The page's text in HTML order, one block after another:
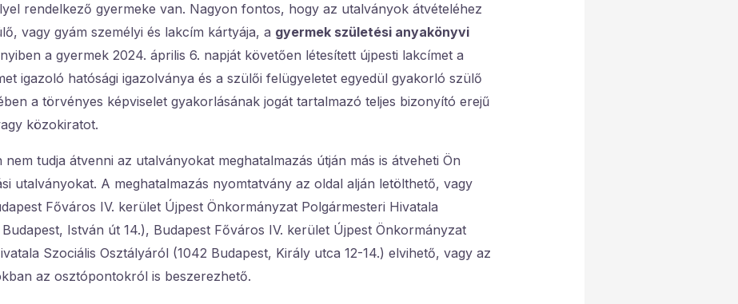
rendelkező gyermeke van. Nagyon fontos, hogy az utalványok átvételéhez
vagy gyám személyi és lakcím kártyája, a gyermek születési anyakönyvi
a gyermek 2024. április 6. napját követően létesített újpesti lakcímet a
igazoló hatósági igazolványa és a szülői felügyeletet egyedül gyakorló szülő
a törvényes képviselet gyakorlásának jogát tartalmazó teljes bizonyító erejű
közokiratot.
nem tudja átvenni az utalványokat meghatalmazás útján más is átveheti Ön
utalványokat. A meghatalmazás nyomtatvány az oldal alján letölthető, vagy
Főváros IV. kerület Újpest Önkormányzat Polgármesteri Hivatala
István út 14.), Budapest Főváros IV. kerület Újpest Önkormányzat
Szociális Osztályáról (1042 Budapest, Király utca 12-14.) elvihető, vagy az
az osztópontokról is beszerezhető.